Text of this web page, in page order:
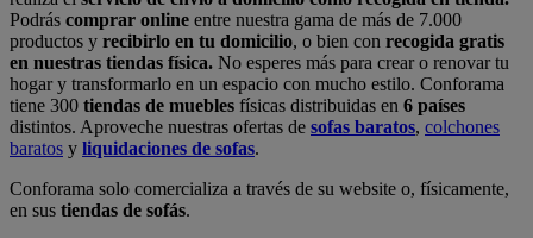
Podrás comprar online entre nuestra gama de más de 7.000
productos y recibirlo en tu domicilio, o bien con recogida gratis
en nuestras tiendas física. No esperes más para crear o renovar tu
hogar y transformarlo en un espacio con mucho estilo. Conforama
tiene 300 tiendas de muebles físicas distribuidas en 6 países
distintos. Aproveche nuestras ofertas de sofas baratos, colchones
baratos y liquidaciones de sofas.
Conforama solo comercializa a través de su website o, físicamente,
en sus tiendas de sofás.